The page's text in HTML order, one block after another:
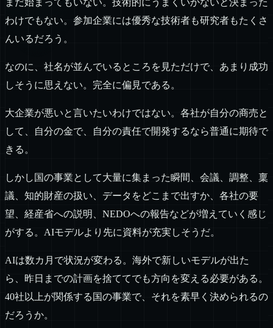
まだ始まってもいない。技術的にうまくいかないと決まった
わけでもない。参加企業には優秀な技術者も研究者もたくさ
んいるだろう。
なのに、社名が並んでいるところを見ただけで、あまり成功
しそうに思えない。完全に偏見である。
大企業が悪いと言いたいわけではない。各社が自分の商売と
して、自分の金で、自分の責任で開発するなら普通に期待で
きる。
しかし国の事業として大量に集まった瞬間、会議、調整、稟
議、知的財産の扱い、データをどこまで出すか、各社の要
望、経産省への説明、NEDOへの報告などが増えていく感じ
がする。AIモデルより先に資料が充実しそうだ。
AIは数カ月で状況が変わる。海外で新しいモデルが出た
ら、昨日までの計画を捨ててでも方向を変える必要がある。
40社以上が関係する国の事業で、それを素早く決められるの
だろうか。